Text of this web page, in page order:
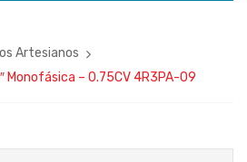
Artesianos
Monofásica – 0.75CV 4R3PA-09